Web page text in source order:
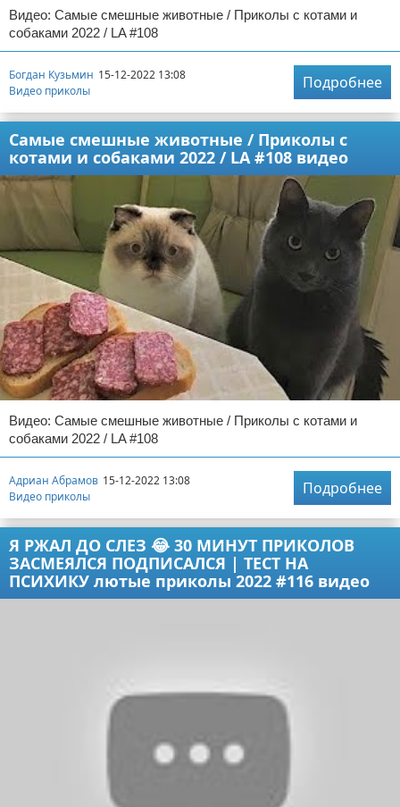
Видео: Самые смешные животные / Приколы с котами и
собаками 2022 / LA #108
Богдан Кузьмин 15-12-2022 13:08
Видео приколы
Подробнее
Самые смешные животные / Приколы с
котами и собаками 2022 / LA #108 видео
Видео: Самые смешные животные / Приколы с котами и
собаками 2022 / LA #108
Адриан Абрамов 15-12-2022 13:08
Видео приколы
Подробнее
Я РЖАЛ ДО СЛЕЗ 😂 30 МИНУТ ПРИКОЛОВ
ЗАСМЕЯЛСЯ ПОДПИСАЛСЯ | ТЕСТ НА
ПСИХИКУ лютые приколы 2022 #116 видео